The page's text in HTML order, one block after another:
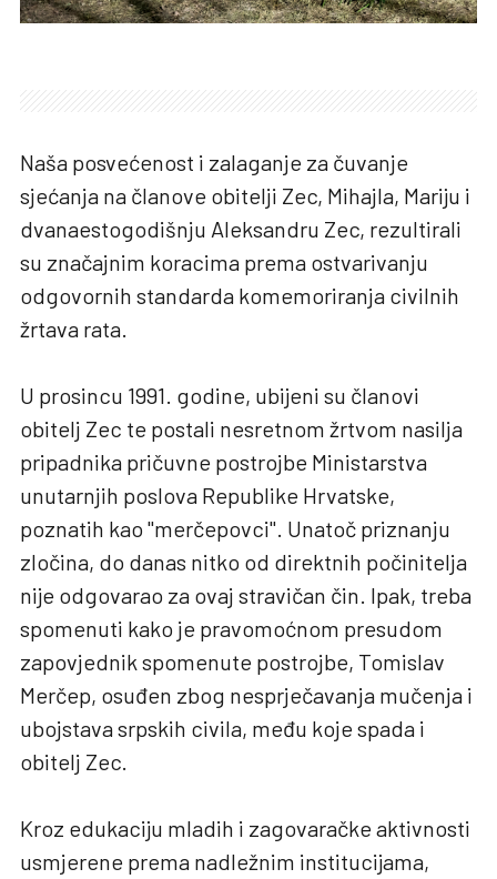
Naša posvećenost i zalaganje za čuvanje
sjećanja na članove obitelji Zec, Mihajla, Mariju i
dvanaestogodišnju Aleksandru Zec, rezultirali
su značajnim koracima prema ostvarivanju
odgovornih standarda komemoriranja civilnih
žrtava rata.
U prosincu 1991. godine, ubijeni su članovi
obitelj Zec te postali nesretnom žrtvom nasilja
pripadnika pričuvne postrojbe Ministarstva
unutarnjih poslova Republike Hrvatske,
poznatih kao "merčepovci". Unatoč priznanju
zločina, do danas nitko od direktnih počinitelja
nije odgovarao za ovaj stravičan čin. Ipak, treba
spomenuti kako je pravomoćnom presudom
zapovjednik spomenute postrojbe, Tomislav
Merčep, osuđen zbog nesprječavanja mučenja i
ubojstava srpskih civila, među koje spada i
obitelj Zec.
Kroz edukaciju mladih i zagovaračke aktivnosti
usmjerene prema nadležnim institucijama,